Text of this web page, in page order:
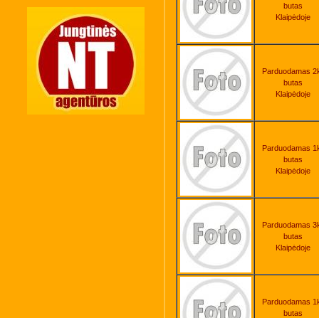
butas
Klaipėdoje
Parduodamas
butas
Klaipėdoje
Parduodamas
butas
Klaipėdoje
Parduodamas
butas
Klaipėdoje
Parduodamas
butas